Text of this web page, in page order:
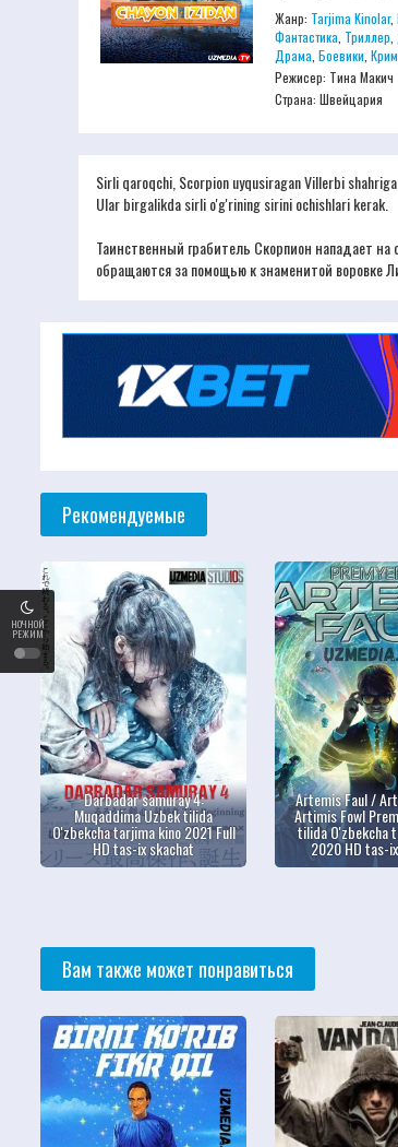
НОЧНОЙ
РЕЖИМ
Жанр: Tarjima Kinolar,
Фантастика Триллер
Драма Боевики
Режисер: Тина Макич
Страна: Швейцария
Sirli qaroqchi, Scorpion uyqusiragan Villerbi
Ular birgalikda sirli o'g'rining sirini ochishlari kerak.
Таинственный грабитель Скорпион нападает
обращаются за помощью к знаменитой воровке
Рекомендуемые
Darbadar samuray 4:
Muqaddima Uzbek tilida
O'zbekcha tarjima kino 2021 Full
HD tas-ix skachat
Artemis Faul /
Artimis Fowl
tilida O'zbekcha
2020 HD tas-
Вам также может понравиться